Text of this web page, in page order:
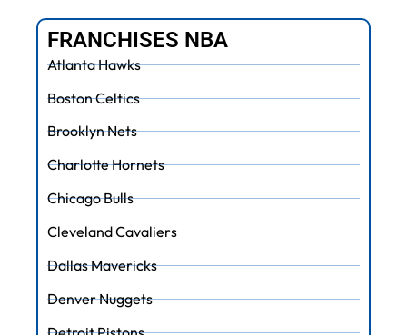
FRANCHISES NBA
Atlanta Hawks
Boston Celtics
Brooklyn Nets
Charlotte Hornets
Chicago Bulls
Cleveland Cavaliers
Dallas Mavericks
Denver Nuggets